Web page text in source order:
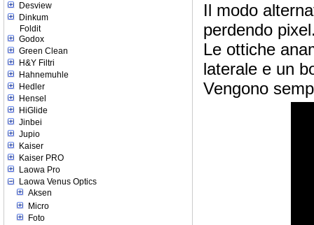
Desview
Dinkum
Foldit
Godox
Green Clean
H&Y Filtri
Hahnemuhle
Hedler
Hensel
HiGlide
Jinbei
Jupio
Kaiser
Kaiser PRO
Laowa Pro
Laowa Venus Optics
Aksen
Micro
Foto
Il modo
perdendo
Le ottiche
laterale e un
Vengono